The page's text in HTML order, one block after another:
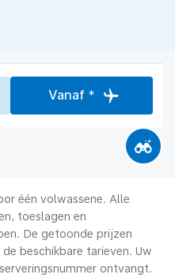
Vanaf *
één volwassene. Alle
toeslagen en
De getoonde prijzen
beschikbare tarieven. Uw
ontvangt.